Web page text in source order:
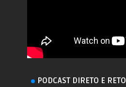
PODCAST DIRETO E RETO